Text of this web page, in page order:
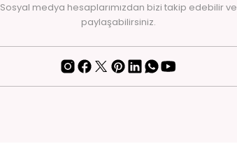
Sosyal medya hesaplarımızdan bizi takip edebilir ve
paylaşabilirsiniz.